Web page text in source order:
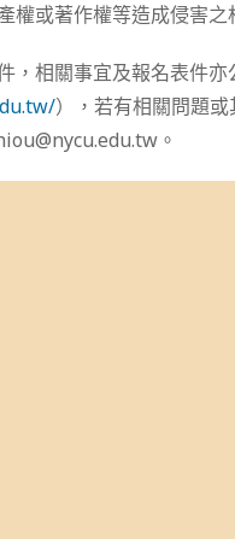
權或著作權等造成侵害
，相關事宜及報名表件
），若有相關問題
。